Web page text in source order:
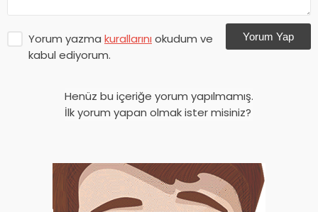
Yorum yazma kurallarını okudum ve
kabul ediyorum.
Yorum Yap
Henüz bu içeriğe yorum yapılmamış.
İlk yorum yapan olmak ister misiniz?